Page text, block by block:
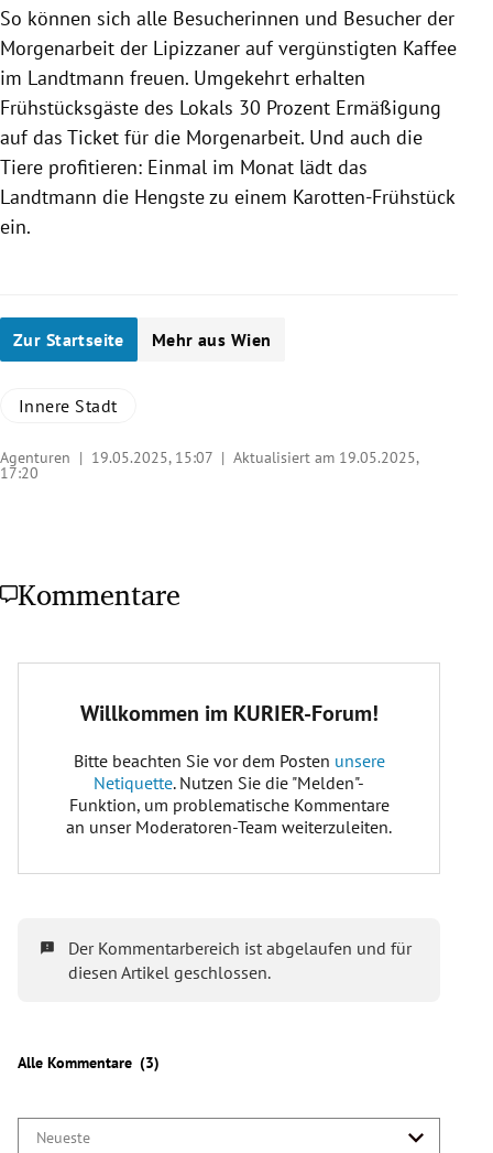
So können sich alle Besucherinnen und Besucher der
Morgenarbeit der Lipizzaner auf vergünstigten Kaffee
im Landtmann freuen. Umgekehrt erhalten
Frühstücksgäste des Lokals 30 Prozent Ermäßigung
auf das Ticket für die Morgenarbeit. Und auch die
Tiere profitieren: Einmal im Monat lädt das
Landtmann die Hengste zu einem Karotten-Frühstück
ein.
Zur Startseite Mehr aus Wien
Innere Stadt
Agenturen | 19.05.2025, 15:07 | Aktualisiert am 19.05.2025,
17:20
Kommentare